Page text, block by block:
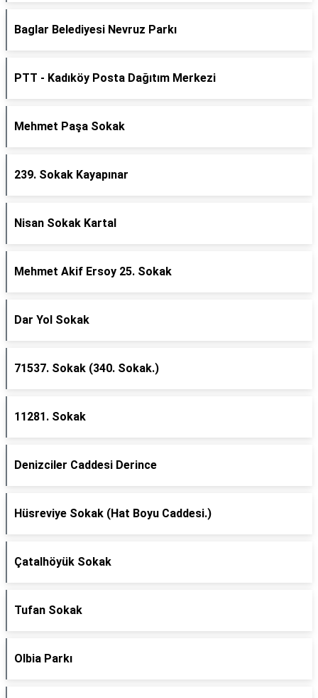
Baglar Belediyesi Nevruz Parkı
PTT - Kadıköy Posta Dağıtım Merkezi
Mehmet Paşa Sokak
239. Sokak Kayapınar
Nisan Sokak Kartal
Mehmet Akif Ersoy 25. Sokak
Dar Yol Sokak
71537. Sokak (340. Sokak.)
11281. Sokak
Denizciler Caddesi Derince
Hüsreviye Sokak (Hat Boyu Caddesi.)
Çatalhöyük Sokak
Tufan Sokak
Olbia Parkı